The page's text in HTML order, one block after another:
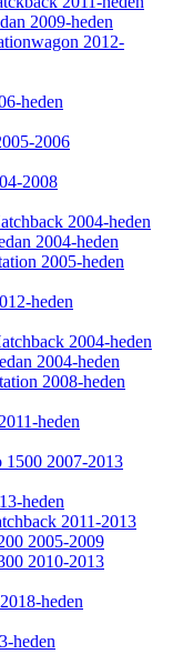
2009-heden
2012-
heden
2006
2008
2004-heden
2004-heden
2005-heden
heden
2004-heden
2004-heden
2008-heden
heden
1500 2007-2013
heden
2011-2013
2005-2009
2010-2013
heden
heden